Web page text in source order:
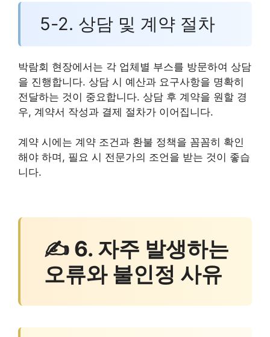
5-2. 상담 및 계약 절차
박람회 현장에서는 각 업체별 부스를 방문하여 상담
을 진행합니다. 상담 시 예산과 요구사항을 명확히
전달하는 것이 중요합니다. 상담 후 계약을 원할 경
우, 계약서 작성과 결제 절차가 이어집니다.
계약 시에는 계약 조건과 환불 정책을 꼼꼼히 확인
해야 하며, 필요 시 전문가의 조언을 받는 것이 좋습
니다.
✍ 6. 자주 발생하는
오류와 불인정 사유